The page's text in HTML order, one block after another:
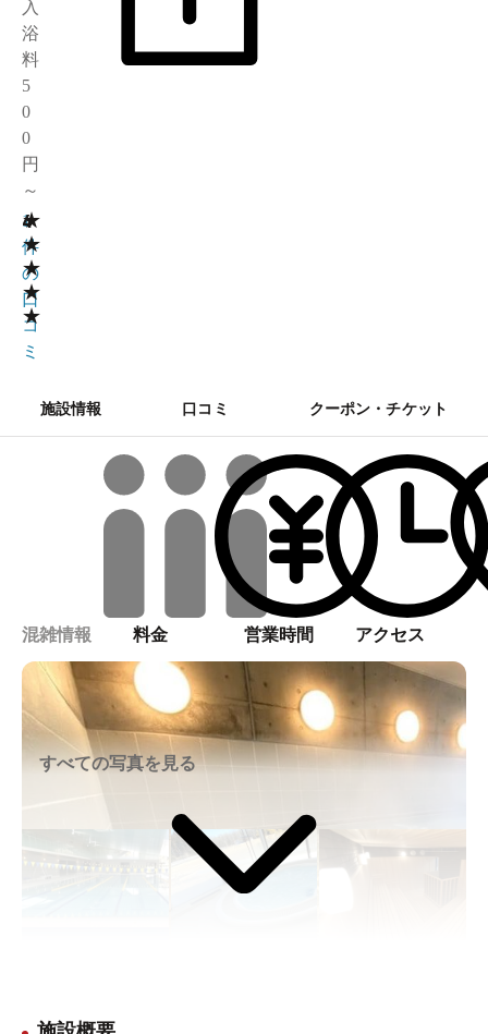
入
浴
料
5
0
0
円
～
★
★
★
★
★
4
1
件
の
口
コ
ミ
施設情報 口コミ クーポン・チケット
混雑情報 料金 営業時間 アクセス
すべての写真を見る